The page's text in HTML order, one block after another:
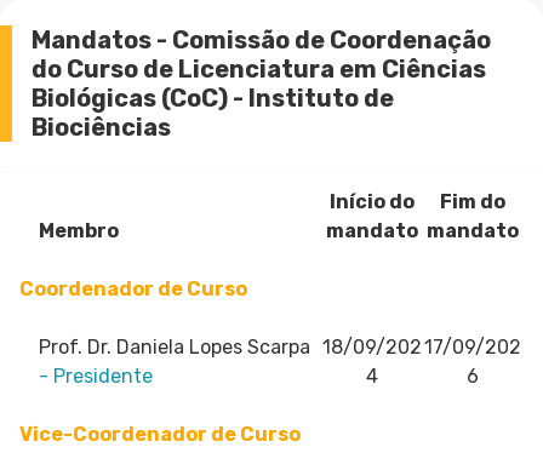
Mandatos - Comissão de Coordenação
do Curso de Licenciatura em Ciências
Biológicas (CoC) - Instituto de
Biociências
Membro
Início do
mandato
Fim do
mandato
Coordenador de Curso
Prof. Dr. Daniela Lopes Scarpa
- Presidente
18/09/202
4
17/09/202
6
Vice-Coordenador de Curso